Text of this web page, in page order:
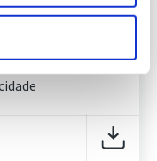
Sistema
semanal, com